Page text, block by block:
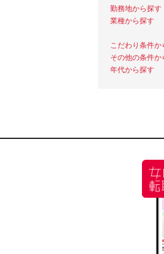
勤務地から探す
業種から探す
こだわり条件か
その他の条件か
年代から探す